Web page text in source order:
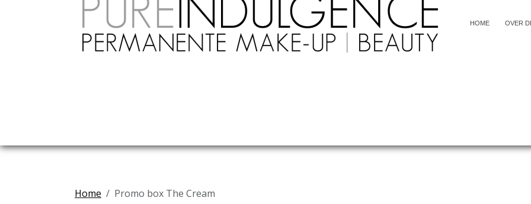
HOME OVER
Home Promo box The Cream